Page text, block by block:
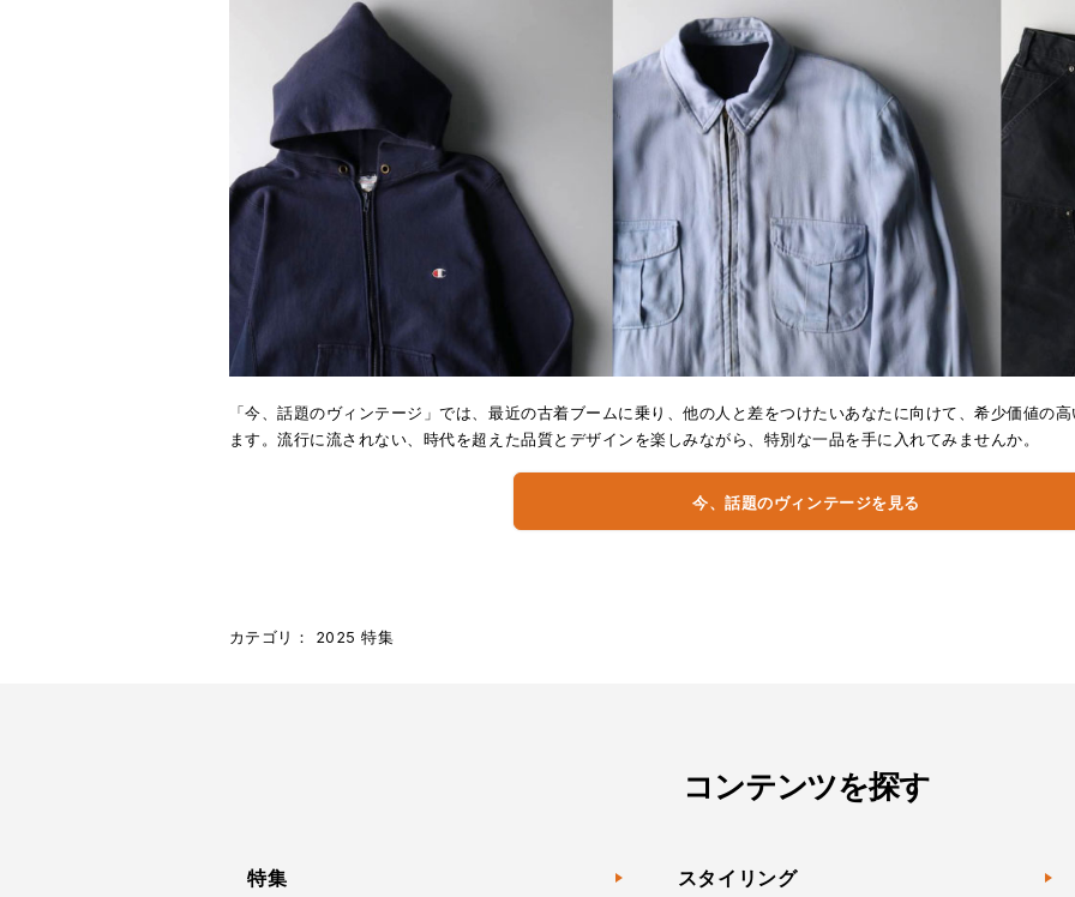
「今、話題のヴィンテージ」では、最近の古着ブームに乗り、他の人と差をつけたいあなたに向けて、希少価値の
ます。流行に流されない、時代を超えた品質とデザインを楽しみながら、特別な一品を手に入れてみませんか。
今、話題のヴィンテージを見る
カテゴリ： 2025 特集
コンテンツを探す
特集 スタイリング